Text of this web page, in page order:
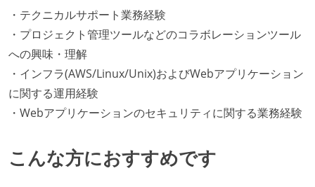
・テクニカルサポート業務経験
・プロジェクト管理ツールなどのコラボレーションツール
への興味・理解
・インフラ(AWS/Linux/Unix)およびWebアプリケーション
に関する運用経験
・Webアプリケーションのセキュリティに関する業務経験
こんな方におすすめです